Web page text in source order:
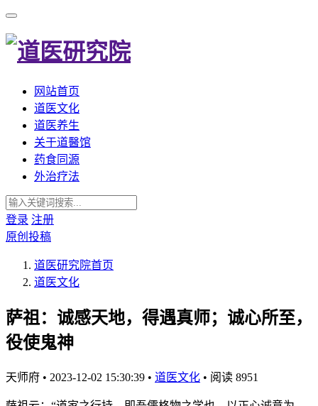
网站首页
道医文化
道医养生
关于道醫馆
药食同源
外治疗法
登录 注册
原创投稿
道医研究院首页
道医文化
萨祖：诚感天地，得遇真师；诚心所至，
役使鬼神
天师府 • 2023-12-02 15:30:39 • 道医文化 • 阅读 8951